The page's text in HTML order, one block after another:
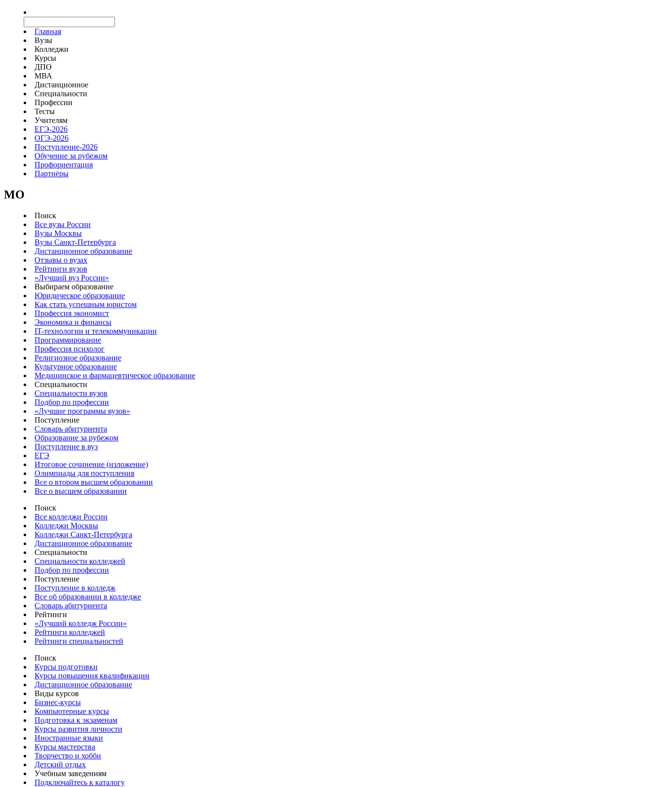
Главная
Вузы
Колледжи
Курсы
ДПО
МВА
Дистанционное
Специальности
Профессии
Тесты
Учителям
ЕГЭ-2026
ОГЭ-2026
Поступление-2026
Обучение за рубежом
Профориентация
Партнёры
MO
Поиск
Все вузы России
Вузы Москвы
Вузы Санкт-Петербурга
Дистанционное образование
Отзывы о вузах
Рейтинги вузов
«Лучший вуз России»
Выбираем образование
Юридическое образование
Как стать успешным юристом
Профессия экономист
Экономика и финансы
IT-технологии и телекоммуникации
Программирование
Профессия психолог
Религиозное образование
Культурное образование
Медицинское и фармацевтическое образование
Специальности
Специальности вузов
Подбор по профессии
«Лучшие программы вузов»
Поступление
Словарь абитуриента
Образование за рубежом
Поступление в вуз
ЕГЭ
Итоговое сочинение (изложение)
Олимпиады для поступления
Все о втором высшем образовании
Все о высшем образовании
Поиск
Все колледжи России
Колледжи Москвы
Колледжи Санкт-Петербурга
Дистанционное образование
Специальности
Специальности колледжей
Подбор по профессии
Поступление
Поступление в колледж
Все об образовании в колледже
Словарь абитуриента
Рейтинги
«Лучший колледж России»
Рейтинги колледжей
Рейтинги специальностей
Поиск
Курсы подготовки
Курсы повышения квалификации
Дистанционное образование
Виды курсов
Бизнес-курсы
Компьютерные курсы
Подготовка к экзаменам
Курсы развития личности
Иностранные языки
Курсы мастерства
Творчество и хобби
Детский отдых
Учебным заведениям
Подключайтесь к каталогу